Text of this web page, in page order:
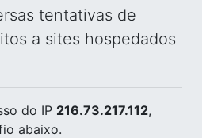
tentativas de
a sites hospedados
do IP 216.73.217.112,
abaixo.